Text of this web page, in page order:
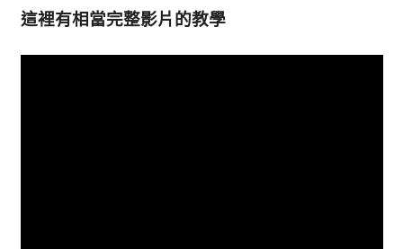
這裡有相當完整影片的教學